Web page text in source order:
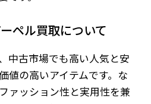
ペル買取について
中古市場でも高い人気と安
値の高いアイテムです。な
ァッション性と実用性を兼